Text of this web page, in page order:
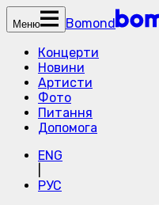
Меню
Bomond
Концерти
Новини
Артисти
Фото
Питання
Допомога
ENG
РУС